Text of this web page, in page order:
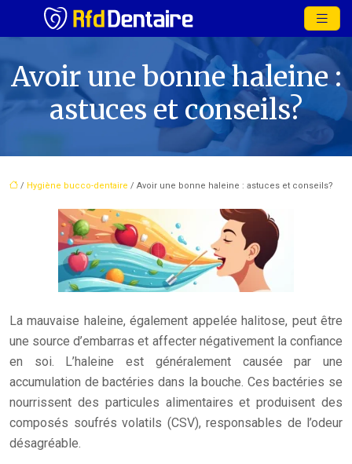
Avoir une bonne haleine :
astuces et conseils?
/ Hygiène bucco-dentaire / Avoir une bonne haleine : astuces et conseils?
La mauvaise haleine, également appelée halitose, peut être
une source d’embarras et affecter négativement la confiance
en soi. L’haleine est généralement causée par une
accumulation de bactéries dans la bouche. Ces bactéries se
nourrissent des particules alimentaires et produisent des
composés soufrés volatils (CSV), responsables de l’odeur
désagréable.